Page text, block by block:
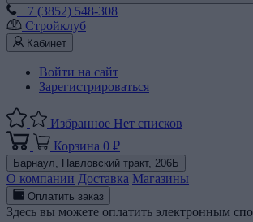
+7 (3852) 548-308
Стройклуб
Кабинет
Войти на сайт
Зарегистрироваться
Избранное Нет списков
Корзина 0 ₽
Барнаул, Павловский тракт, 206Б
О компании Доставка Магазины
Оплатить заказ
Здесь вы можете оплатить электронным